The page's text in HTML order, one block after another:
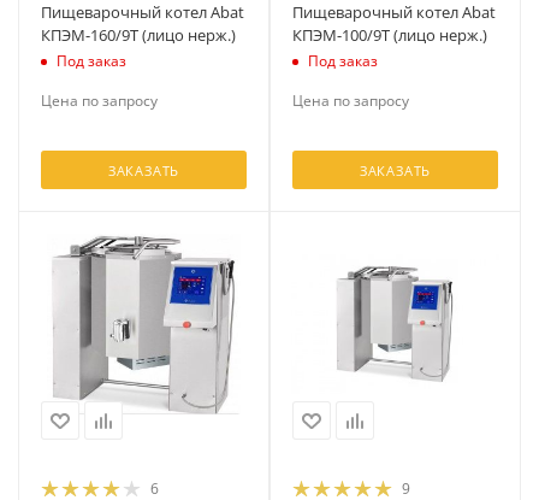
Пищеварочный котел Abat
КПЭМ-160/9Т (лицо нерж.)
Под заказ
Цена по запросу
ЗАКАЗАТЬ
Пищеварочный котел Abat
КПЭМ-100/9Т (лицо нерж.)
Под заказ
Цена по запросу
ЗАКАЗАТЬ
6 9